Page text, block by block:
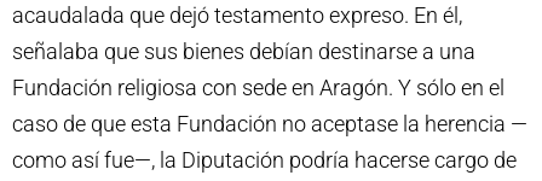
acaudalada que dejó testamento expreso. En él,
señalaba que sus bienes debían destinarse a una
Fundación religiosa con sede en Aragón. Y sólo en el
caso de que esta Fundación no aceptase la herencia —
como así fue—, la Diputación podría hacerse cargo de